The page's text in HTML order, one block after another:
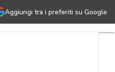
Aggiungi tra i preferiti su Google
per condividere i file in